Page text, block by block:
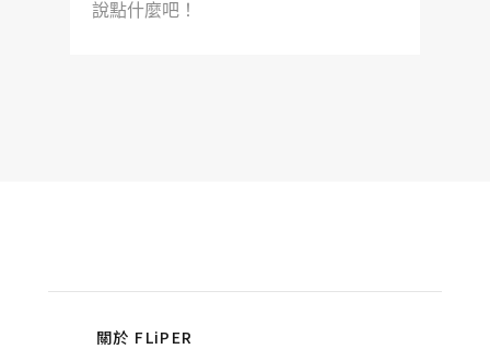
說點什麼吧！
關於 FLiPER